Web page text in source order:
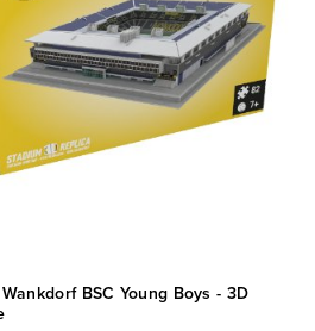
BSC Young Boys - 3D